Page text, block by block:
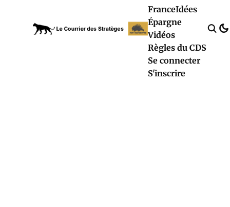
FranceIdées
Épargne
Vidéos
Règles du CDS
Se connecter
S'inscrire